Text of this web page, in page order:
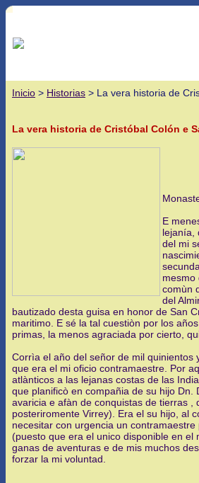
Inicio > Historias > La vera historia de
La vera historia de Cristóbal Colón e
E
lejanía,
del mi
mesmo
comùn
del
bautizado desta guisa en honor de San
maritimo. E sé la tal cuestiòn por los
primas, la menos agraciada por cierto,
Corrìa el año del señor de mil quinientos
que era el mi oficio contramaestre. Por
atlànticos a las lejanas costas de las
que planificò en compañia de su hijo
avaricia e afàn de conquistas de tierras
posteriromente Virrey). Era el su hijo, al
necesitar con urgencia un
(puesto que era el unico disponible en
ganas de aventuras e de mis muchos
forzar la mi voluntad.